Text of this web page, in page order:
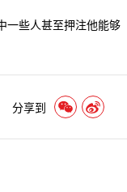
一些人甚至押注他能够
分享到